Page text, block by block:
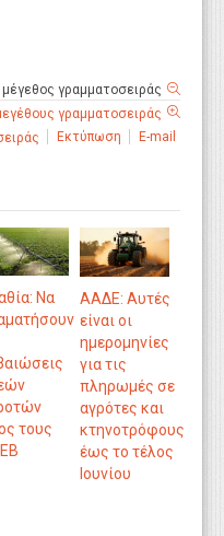
μέγεθος γραμματοσειράς
Εκτύπωση E-mail
Να
τους
ΑΑΔΕ: Αυτές
είναι οι
ημερομηνίες
για τις
πληρωμές σε
αγρότες και
κτηνοτρόφους
έως το τέλος
Ιουνίου